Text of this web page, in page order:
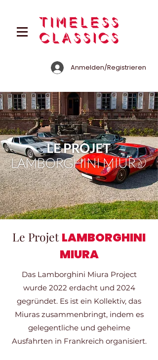
Anmelden/Registrieren
Le ProjetLAMBORGHINI
MIURA
Das Lamborghini Miura Project
wurde 2022 erdacht und 2024
gegründet. Es ist ein Kollektiv, das
Miuras zusammenbringt, indem es
gelegentliche und geheime
Ausfahrten in Frankreich organisiert.